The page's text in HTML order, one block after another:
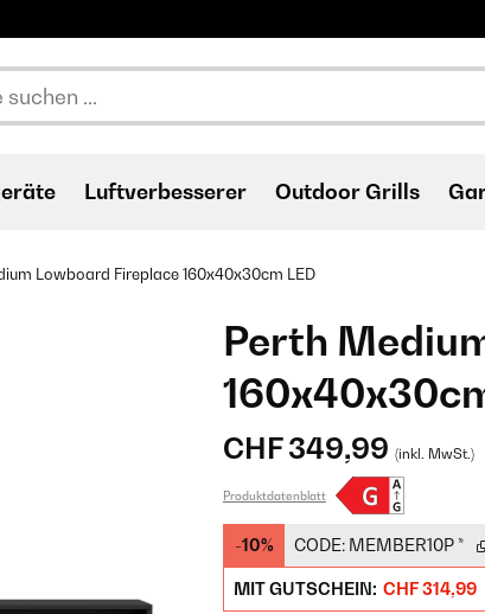
Luftverbesserer Outdoor Grills
Lowboard Fireplace 160x40x30cm LED
Perth
CHF 349,99 (inkl. MwSt.)
Produktdatenblatt
-10% CODE: MEMBER10P *
MIT GUTSCHEIN: CHF 314,99